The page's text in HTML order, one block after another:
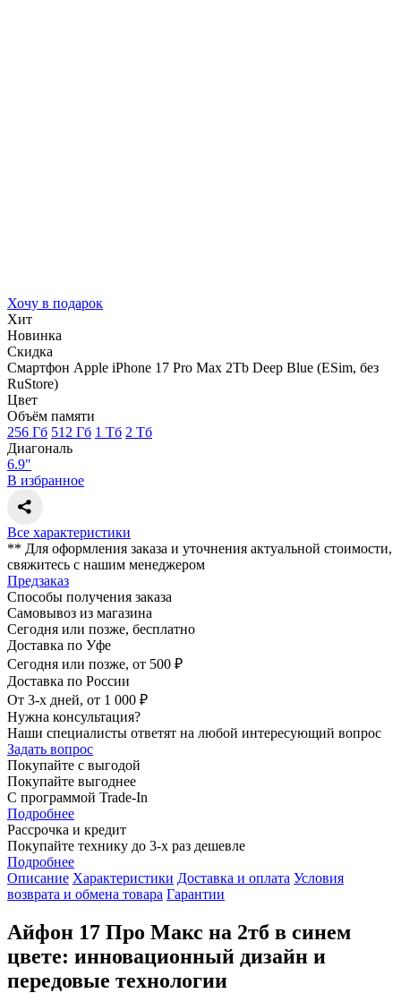
Хочу в подарок
Хит
Новинка
Скидка
Смартфон Apple iPhone 17 Pro Max 2Tb Deep Blue (ESim, без
RuStore)
Цвет
Объём памяти
256 Гб 512 Гб 1 Тб 2 Тб
Диагональ
6.9"
В избранное
Все характеристики
** Для оформления заказа и уточнения актуальной стоимости,
свяжитесь с нашим менеджером
Предзаказ
Способы получения заказа
Самовывоз из магазина
Сегодня или позже, бесплатно
Доставка по Уфе
Сегодня или позже, от 500 ₽
Доставка по России
От 3-х дней, от 1 000 ₽
Нужна консультация?
Наши специалисты ответят на любой интересующий вопрос
Задать вопрос
Покупайте с выгодой
Покупайте выгоднее
С программой Trade-In
Подробнее
Рассрочка и кредит
Покупайте технику до 3-х раз дешевле
Подробнее
Описание Характеристики Доставка и оплата Условия
возврата и обмена товара Гарантии
Айфон 17 Про Mакс на 2тб в синем
цвете: инновационный дизайн и
передовые технологии